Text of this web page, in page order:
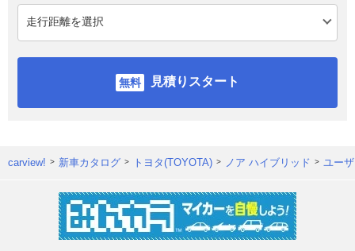
見積りスタート
carview! 新車カタログ トヨタ(TOYOTA) ノア ハイブリッド ユー